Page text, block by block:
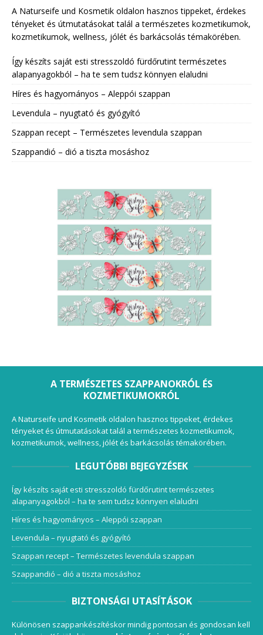
A Naturseife und Kosmetik oldalon hasznos tippeket, érdekes
tényeket és útmutatásokat talál a természetes kozmetikumok,
kozmetikumok, wellness, jólét és barkácsolás témakörében.
Így készíts saját esti stresszoldó fürdőrutint természetes
alapanyagokból – ha te sem tudsz könnyen elaludni
Híres és hagyományos – Aleppói szappan
Levendula – nyugtató és gyógyító
Szappan recept – Természetes levendula szappan
Szappandió – dió a tiszta mosáshoz
A TERMÉSZETES SZAPPANOKRÓL ÉS
KOZMETIKUMOKRÓL
A Naturseife und Kosmetik oldalon hasznos tippeket, érdekes
tényeket és útmutatásokat talál a természetes kozmetikumok,
kozmetikumok, wellness, jólét és barkácsolás témakörében.
LEGUTÓBBI BEJEGYZÉSEK
Így készíts saját esti stresszoldó fürdőrutint természetes
alapanyagokból – ha te sem tudsz könnyen elaludni
Híres és hagyományos – Aleppói szappan
Levendula – nyugtató és gyógyító
Szappan recept – Természetes levendula szappan
Szappandió – dió a tiszta mosáshoz
BIZTONSÁGI UTASÍTÁSOK
Különösen szappankészítéskor mindig pontosan és gondosan kell